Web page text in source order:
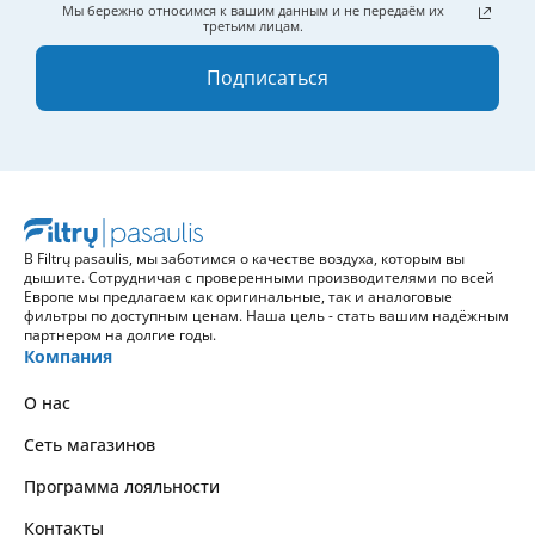
Мы бережно относимся к вашим данным и не передаём их
третьим лицам.
Подписаться
В Filtrų pasaulis, мы заботимся о качестве воздуха, которым вы
дышите. Сотрудничая с проверенными производителями по всей
Европе мы предлагаем как оригинальные, так и аналоговые
фильтры по доступным ценам. Наша цель - стать вашим надёжным
партнером на долгие годы.
Компания
О нас
Сеть магазинов
Программа лояльности
Контакты